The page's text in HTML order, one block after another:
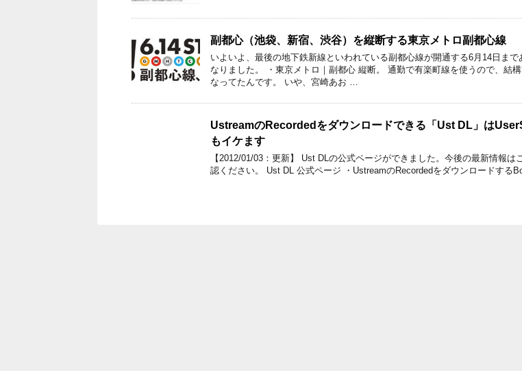
副都心（池袋、新宿、渋谷）を縦断する東京メトロ副都心線
いよいよ、最後の地下鉄新線といわれている副都心線が開通する6月14日まで
なりました。 ・東京メトロ｜副都心 縦断。 通勤で有楽町線を使うので、結
なってたんです。 いや、宮崎あお …
UstreamのRecordedをダウンロードできる「Ust DL」は
もイケます
【2012/01/03：更新】 Ust DLの公式ページができました。今後の最新情報は
認ください。 Ust DL 公式ページ ・UstreamのRecordedをダウンロードする